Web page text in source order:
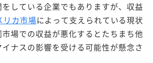
している企業でもありますが、収益
リカ市場によって支えられている現状
場での収益が悪化するとたちまち他
ナスの影響を受ける可能性が懸念さ